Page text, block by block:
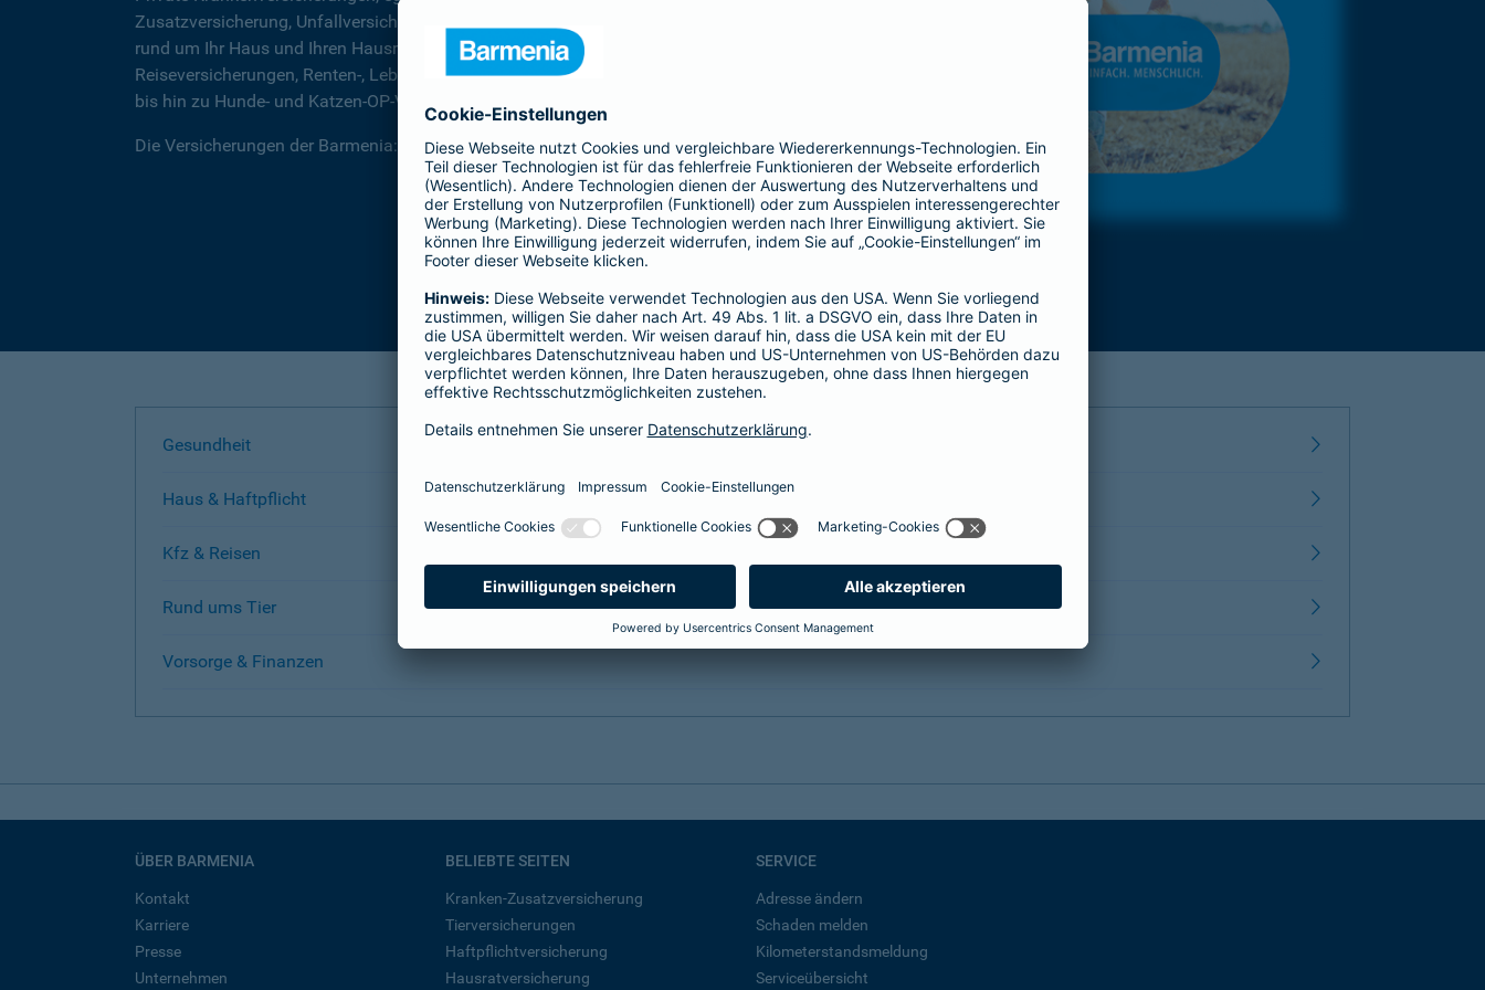
Zusatzversicherung, Unfallversicherungen für Kinder und Erwachsene, Schutz
rund um Ihr Haus und Ihren Hausrat, über Rechtsschutzversicherung, Kfz- und
Reiseversicherungen, Renten-, Lebens- und Berufsunfähigkeitsversicherung
bis hin zu Hunde- und Katzen-OP-Versicherungen.
Die Versicherungen der Barmenia: Wir helfen Ihnen in jeder Lebenslage
Gesundheit
Haus & Haftpflicht
Kfz & Reisen
Rund ums Tier
Vorsorge & Finanzen
ÜBER BARMENIA
Kontakt
Karriere
Presse
Unternehmen
BELIEBTE SEITEN
Kranken-Zusatzversicherung
Tierversicherungen
Haftpflichtversicherung
Hausratversicherung
SERVICE
Adresse ändern
Schaden melden
Kilometerstandsmeldung
Serviceübersicht